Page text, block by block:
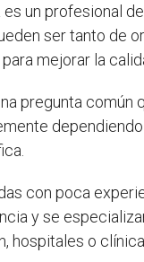
es un profesional
ser tanto de
mejorar la
pregunta
con poca
y se
hospitales o